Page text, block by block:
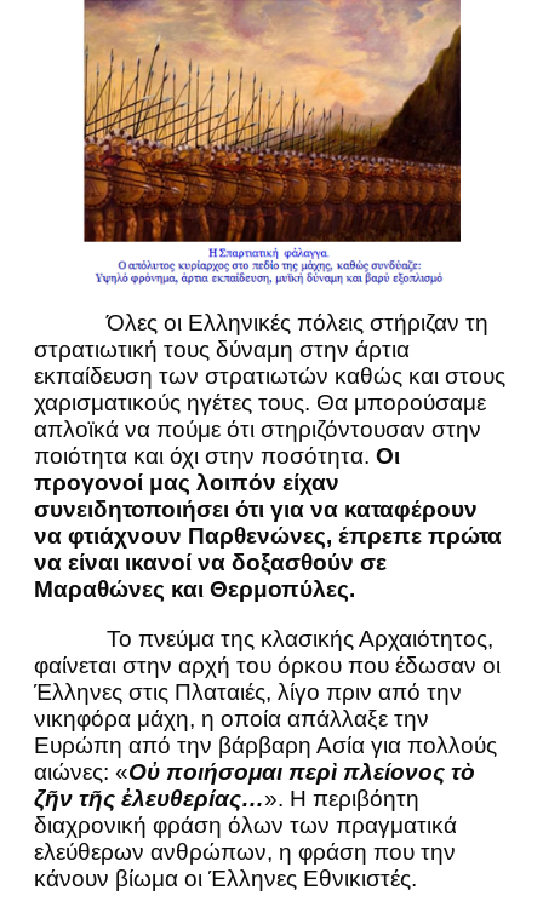
Όλες οι Ελληνικές πόλεις στήριζαν τη
στρατιωτική τους δύναμη στην άρτια
εκπαίδευση των στρατιωτών καθώς και στους
χαρισματικούς ηγέτες τους. Θα μπορούσαμε
απλοϊκά να πούμε ότι στηριζόντουσαν στην
ποιότητα και όχι στην ποσότητα. Οι
προγονοί μας λοιπόν είχαν
συνειδητοποιήσει ότι για να καταφέρουν
να φτιάχνουν Παρθενώνες, έπρεπε πρώτα
να είναι ικανοί να δοξασθούν σε
Μαραθώνες και Θερμοπύλες.
Το πνεύμα της κλασικής Αρχαιότητος,
φαίνεται στην αρχή του όρκου που έδωσαν οι
Έλληνες στις Πλαταιές, λίγο πριν από την
νικηφόρα μάχη, η οποία απάλλαξε την
Ευρώπη από την βάρβαρη Ασία για πολλούς
αιώνες: «Οὐ ποιήσομαι περὶ πλείονος τὸ
ζῆν τῆς ἐλευθερίας…». Η περιβόητη
διαχρονική φράση όλων των πραγματικά
ελεύθερων ανθρώπων, η φράση που την
κάνουν βίωμα οι Έλληνες Εθνικιστές.